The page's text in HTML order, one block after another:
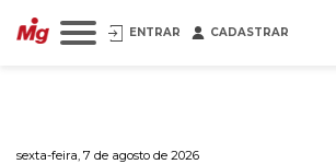
ENTRAR CADASTRAR
sexta-feira, 7 de agosto de 2026